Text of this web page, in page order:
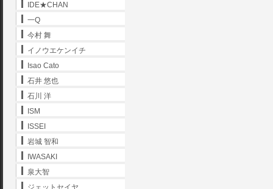
IDE★CHAN
一Q
今村 舞
イノウエケンイチ
Isao Cato
石井 悠也
石川 洋
ISM
ISSEI
岩城 智和
IWASAKI
泉大智
ジェットセイヤ